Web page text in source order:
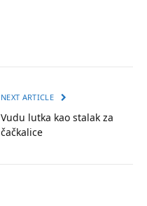
NEXT ARTICLE
Vudu lutka kao stalak za
čačkalice